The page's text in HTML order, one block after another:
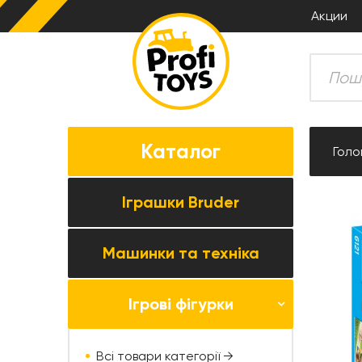
Акции
Каталог
Іграшки Bruder
Всі товари категорії →
Комбайни
Трактори
Машинки та техніка
Усі товари категорії →
Ігрові фігурки
Всі товари категорії →